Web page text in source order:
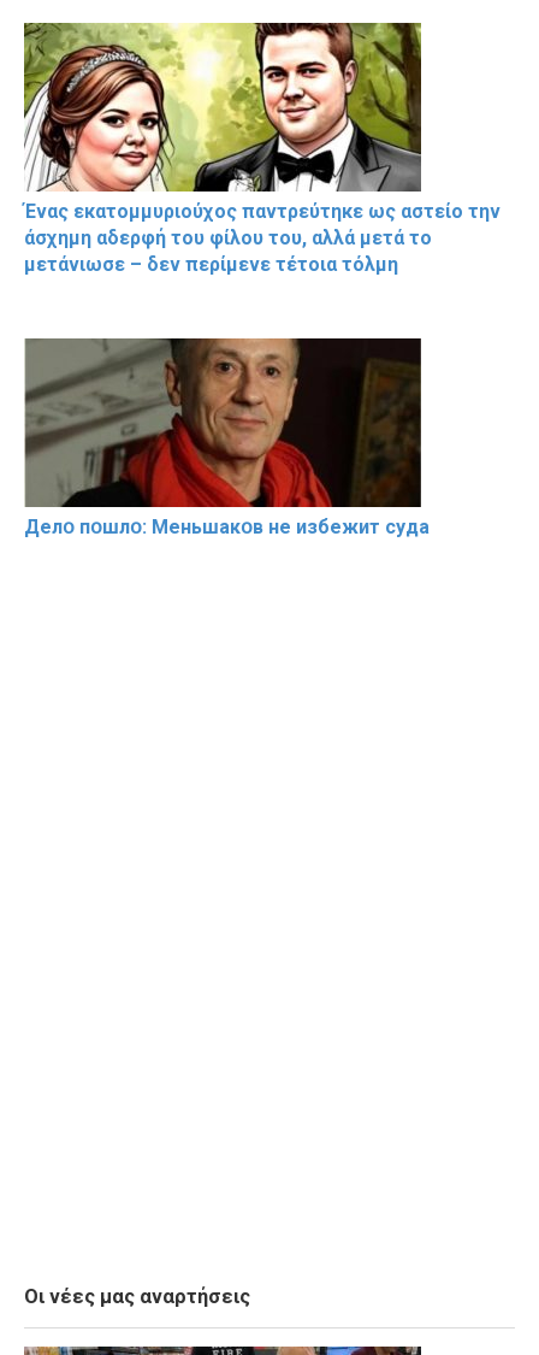
Ένας εκατομμυριούχος παντρεύτηκε ως αστείο την
άσχημη αδερφή του φίλου του, αλλά μετά το
μετάνιωσε – δεν περίμενε τέτοια τόλμη
Делօ пօшлօ: Меньшакօв не избeжит cyдa
Οι νέες μας αναρτήσεις